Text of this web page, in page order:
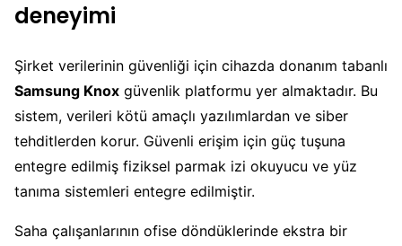
deneyimi
Şirket verilerinin güvenliği için cihazda donanım tabanlı
Samsung Knox güvenlik platformu yer almaktadır. Bu
sistem, verileri kötü amaçlı yazılımlardan ve siber
tehditlerden korur. Güvenli erişim için güç tuşuna
entegre edilmiş fiziksel parmak izi okuyucu ve yüz
tanıma sistemleri entegre edilmiştir.
Saha çalışanlarının ofise döndüklerinde ekstra bir